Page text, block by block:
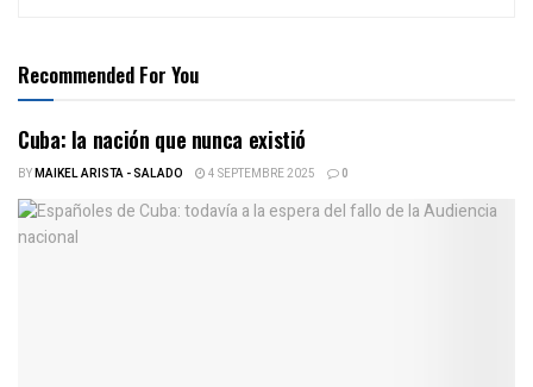
Recommended For You
Cuba: la nación que nunca existió
BYMAIKEL ARISTA - SALADO 4 SEPTEMBRE 2025 0